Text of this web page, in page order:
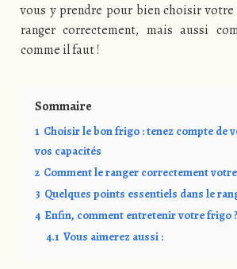
vous y prendre pour bien choisir
ranger correctement, mais aussi
comme il faut !
Sommaire
1 Choisir le bon frigo : tenez compte de
vos capacités
2 Comment le ranger correctement
3 Quelques points essentiels dans le
4 Enfin, comment entretenir votre frigo ?
4.1 Vous aimerez aussi :